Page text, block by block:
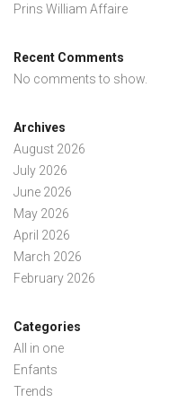
Prins William Affaire
Recent Comments
No comments to show.
Archives
August 2026
July 2026
June 2026
May 2026
April 2026
March 2026
February 2026
Categories
All in one
Enfants
Trends